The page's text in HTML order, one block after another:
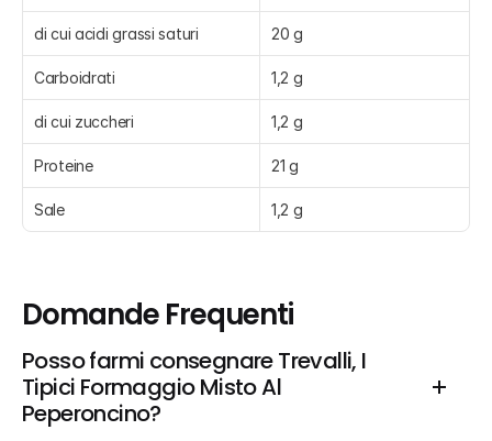
di cui acidi grassi saturi 20 g
Carboidrati 1,2 g
di cui zuccheri 1,2 g
Proteine 21 g
Sale 1,2 g
Domande Frequenti
Posso farmi consegnare Trevalli, I
Tipici Formaggio Misto Al
Peperoncino?